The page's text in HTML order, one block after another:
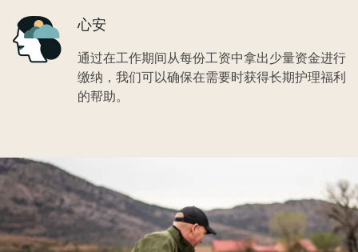
Icon 心安
通过在工作期间从每份工资中拿出少量资金进行
缴纳，我们可以确保在需要时获得长期护理福利
的帮助。
Image